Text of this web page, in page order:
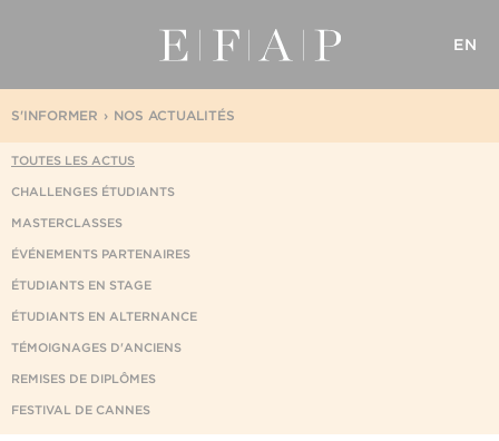
EN
NOS ACTUALITÉS
S'INFORMER
TOUTES LES ACTUS
CHALLENGES ÉTUDIANTS
MASTERCLASSES
ÉVÉNEMENTS PARTENAIRES
ÉTUDIANTS EN STAGE
ÉTUDIANTS EN ALTERNANCE
TÉMOIGNAGES D'ANCIENS
REMISES DE DIPLÔMES
FESTIVAL DE CANNES